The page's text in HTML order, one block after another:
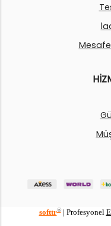
softtr®| Profesyonel